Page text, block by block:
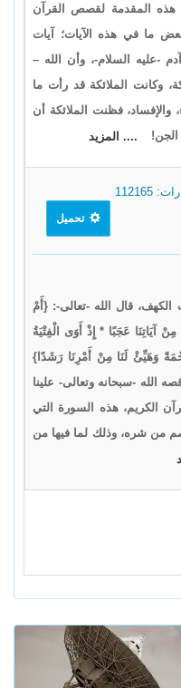
: 111]. وفي هذه المقدمة لقصص القرآن
ما في هذه الآيات؛ آيات
-عليه السلام-، وأن الله –
وكانت الملائكة قد رأت ما
فظنت الملائكة أن
.... المزيد
112165
تحميل
قال الله -تعالى-: {أَمْ
عَجَبًا * إِذْ أَوَى الْفِتْيَةُ
وَهَيِّئْ لَنَا مِنْ أَمْرِنَا رَشَدًا}
قصه الله -سبحانه وتعالى- علينا
الكريم، هذه السورة التي
من شره، وذلك لما فيها من